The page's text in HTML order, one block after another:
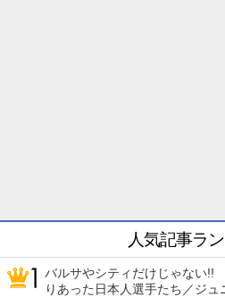
人気記事ラ
バルサやシティだけじゃない!!
りあった日本人選手たち／ジュ